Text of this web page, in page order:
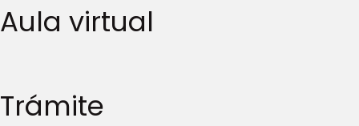
Aula virtual
Trámite